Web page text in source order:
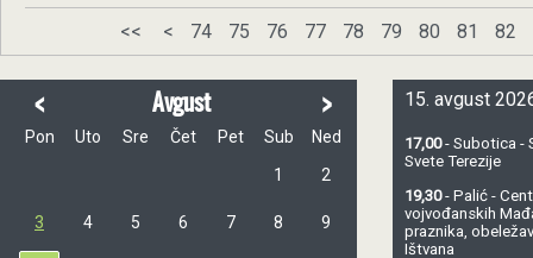
<< < 74 75 76 77 78 79 80 81 82
< Avgust >
Pon Uto Sre Čet Pet Sub
Ned
1
2
3 4 5 6 7 8 9
15. avgust
17,00- Subotica -
Svete Terezije
19,30- Palić -
vojvođanskih
praznika,
Ištvana